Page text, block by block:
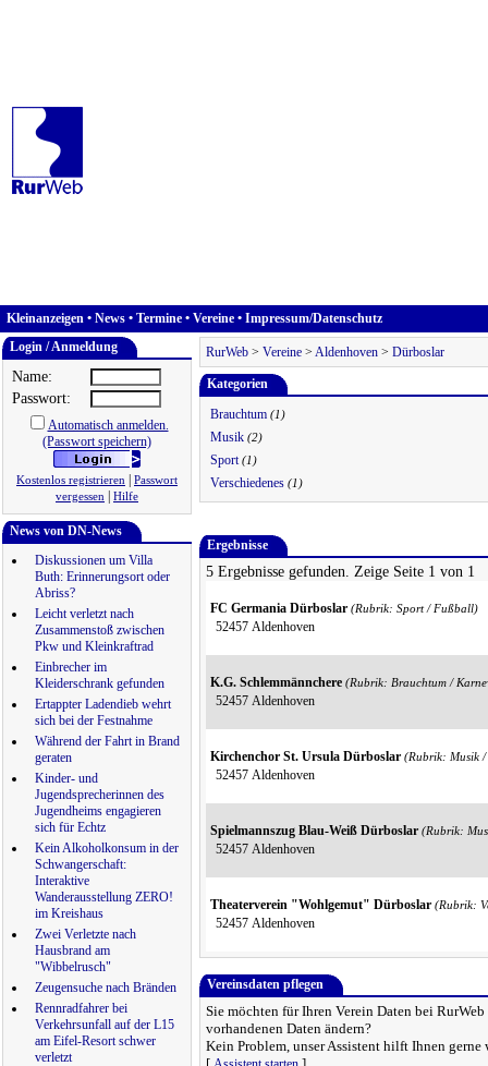
Kleinanzeigen • News • Termine • Vereine • Impressum/Datenschutz
Login / Anmeldung
Name:
Passwort:
Automatisch anmelden.
(Passwort speichern)
Kostenlos registrieren
Passwort
vergessen
Hilfe
News von DN-News
Diskussionen um Villa
Buth: Erinnerungsort oder
Abriss?
Leicht verletzt nach
Zusammenstoß zwischen
Pkw und Kleinkraftrad
Einbrecher im
Kleiderschrank gefunden
Ertappter Ladendieb wehrt
sich bei der Festnahme
Während der Fahrt in Brand
geraten
Kinder- und
Jugendsprecherinnen des
Jugendheims engagieren
sich für Echtz
Kein Alkoholkonsum in der
Schwangerschaft:
Interaktive
Wanderausstellung ZERO!
im Kreishaus
Zwei Verletzte nach
Hausbrand am
"Wibbelrusch"
Zeugensuche nach Bränden
Rennradfahrer bei
Verkehrsunfall auf der L15
am Eifel-Resort schwer
verletzt
RurWeb > Vereine > Aldenhoven > Dürboslar
Kategorien
Brauchtum (1)
Musik (2)
Sport (1)
Verschiedenes (1)
Ergebnisse
5 Ergebnisse gefunden. Zeige Seite 1 von 1
FC Germania Dürboslar (Rubrik: Sport / Fußball)
52457 Aldenhoven
K.G. Schlemmännchere (Rubrik: Brauchtum /
52457 Aldenhoven
Kirchenchor St. Ursula Dürboslar (Rubrik: Musik /
52457 Aldenhoven
Spielmannszug Blau-Weiß Dürboslar (Rubrik:
52457 Aldenhoven
Theaterverein "Wohlgemut" Dürboslar (Rubrik:
52457 Aldenhoven
Vereinsdaten pflegen
Sie möchten für Ihren Verein Daten bei
vorhandenen Daten ändern?
Kein Problem, unser Assistent hilft Ihnen gerne